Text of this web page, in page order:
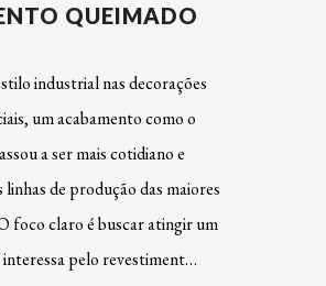
QUEIMADO
industrial nas decorações
um acabamento como o
a ser mais cotidiano e
de produção das maiores
foco claro é buscar atingir um
pelo revestiment…